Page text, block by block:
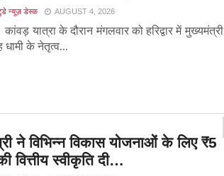
न्यूज़ डेस्क AUGUST 4, 2026
कांवड़ यात्रा के दौरान मंगलवार को हरिद्वार में मुख्यमंत्री
धामी के नेतृत्व...
ने विभिन्न विकास योजनाओं के लिए ₹5
वित्तीय स्वीकृति दी…